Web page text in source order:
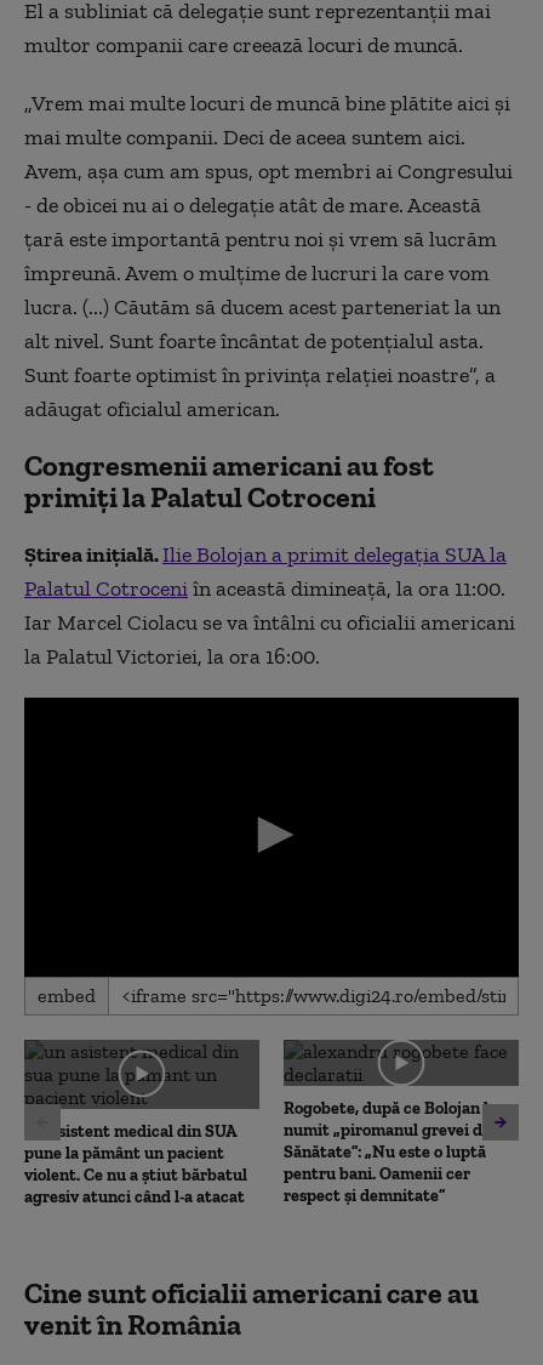
El a subliniat că delegaţie sunt reprezentanţii mai
multor companii care creează locuri de muncă.
„Vrem mai multe locuri de muncă bine plătite aici şi
mai multe companii. Deci de aceea suntem aici.
Avem, aşa cum am spus, opt membri ai Congresului
- de obicei nu ai o delegaţie atât de mare. Această
ţară este importantă pentru noi şi vrem să lucrăm
împreună. Avem o mulţime de lucruri la care vom
lucra. (...) Căutăm să ducem acest parteneriat la un
alt nivel. Sunt foarte încântat de potenţialul asta.
Sunt foarte optimist în privinţa relaţiei noastre”, a
adăugat oficialul american.
Congresmenii americani au fost
primiți la Palatul Cotroceni
Știrea inițială.Ilie Bolojan a primit delegația SUA la
Palatul Cotroceniîn această dimineață, la ora 11:00.
Iar Marcel Ciolacu se va întâlni cu oficialii americani
la Palatul Victoriei, la ora 16:00.
0
seconds
0
seconds
embed
Un asistent medical din SUA
pune la pământ un pacient
violent. Ce nu a știut bărbatul
agresiv atunci când l-a atacat
Rogobete, după ce Bolojan l-a
numit „piromanul grevei din
Sănătate”: „Nu este o luptă
pentru bani. Oamenii cer
respect și demnitate”
Cine sunt oficialii americani care au
venit în România